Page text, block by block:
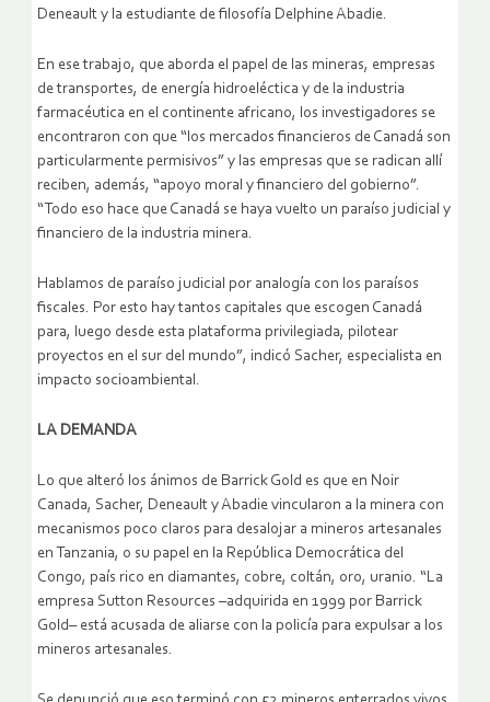
Deneault y la estudiante de filosofía Delphine Abadie.
En ese trabajo, que aborda el papel de las mineras, empresas
de transportes, de energía hidroeléctica y de la industria
farmacéutica en el continente africano, los investigadores se
encontraron con que “los mercados financieros de Canadá son
particularmente permisivos” y las empresas que se radican allí
reciben, además, “apoyo moral y financiero del gobierno”.
“Todo eso hace que Canadá se haya vuelto un paraíso judicial y
financiero de la industria minera.
Hablamos de paraíso judicial por analogía con los paraísos
fiscales. Por esto hay tantos capitales que escogen Canadá
para, luego desde esta plataforma privilegiada, pilotear
proyectos en el sur del mundo”, indicó Sacher, especialista en
impacto socioambiental.
LA DEMANDA
Lo que alteró los ánimos de Barrick Gold es que en Noir
Canada, Sacher, Deneault y Abadie vincularon a la minera con
mecanismos poco claros para desalojar a mineros artesanales
en Tanzania, o su papel en la República Democrática del
Congo, país rico en diamantes, cobre, coltán, oro, uranio. “La
empresa Sutton Resources –adquirida en 1999 por Barrick
Gold– está acusada de aliarse con la policía para expulsar a los
mineros artesanales.